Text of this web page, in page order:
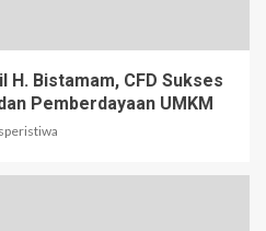
H. Bistamam, CFD Sukses
Pemberdayaan UMKM